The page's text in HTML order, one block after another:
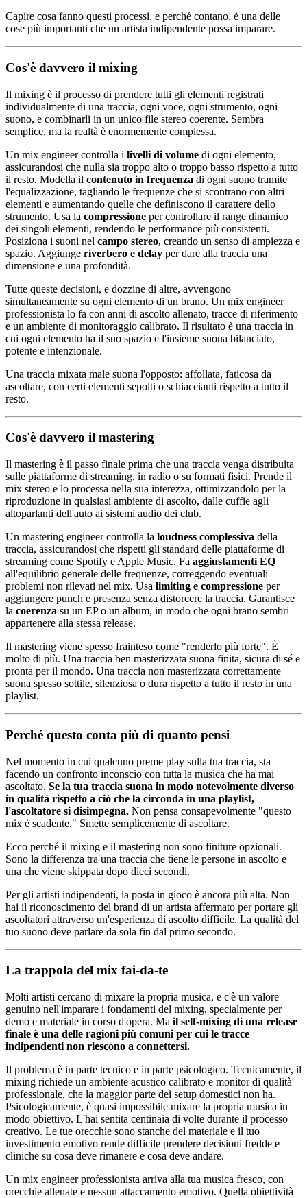
Capire cosa fanno questi processi, e perché contano, è una delle
cose più importanti che un artista indipendente possa imparare.
Cos'è davvero il mixing
Il mixing è il processo di prendere tutti gli elementi registrati
individualmente di una traccia, ogni voce, ogni strumento, ogni
suono, e combinarli in un unico file stereo coerente. Sembra
semplice, ma la realtà è enormemente complessa.
Un mix engineer controlla i livelli di volume di ogni elemento,
assicurandosi che nulla sia troppo alto o troppo basso rispetto a tutto
il resto. Modella il contenuto in frequenza di ogni suono tramite
l'equalizzazione, tagliando le frequenze che si scontrano con altri
elementi e aumentando quelle che definiscono il carattere dello
strumento. Usa la compressione per controllare il range dinamico
dei singoli elementi, rendendo le performance più consistenti.
Posiziona i suoni nel campo stereo, creando un senso di ampiezza e
spazio. Aggiunge riverbero e delay per dare alla traccia una
dimensione e una profondità.
Tutte queste decisioni, e dozzine di altre, avvengono
simultaneamente su ogni elemento di un brano. Un mix engineer
professionista lo fa con anni di ascolto allenato, tracce di riferimento
e un ambiente di monitoraggio calibrato. Il risultato è una traccia in
cui ogni elemento ha il suo spazio e l'insieme suona bilanciato,
potente e intenzionale.
Una traccia mixata male suona l'opposto: affollata, faticosa da
ascoltare, con certi elementi sepolti o schiaccianti rispetto a tutto il
resto.
Cos'è davvero il mastering
Il mastering è il passo finale prima che una traccia venga distribuita
sulle piattaforme di streaming, in radio o su formati fisici. Prende il
mix stereo e lo processa nella sua interezza, ottimizzandolo per la
riproduzione in qualsiasi ambiente di ascolto, dalle cuffie agli
altoparlanti dell'auto ai sistemi audio dei club.
Un mastering engineer controlla la loudness complessiva della
traccia, assicurandosi che rispetti gli standard delle piattaforme di
streaming come Spotify e Apple Music. Fa aggiustamenti EQ
all'equilibrio generale delle frequenze, correggendo eventuali
problemi non rilevati nel mix. Usa limiting e compressione per
aggiungere punch e presenza senza distorcere la traccia. Garantisce
la coerenza su un EP o un album, in modo che ogni brano sembri
appartenere alla stessa release.
Il mastering viene spesso frainteso come "renderlo più forte". È
molto di più. Una traccia ben masterizzata suona finita, sicura di sé e
pronta per il mondo. Una traccia non masterizzata correttamente
suona spesso sottile, silenziosa o dura rispetto a tutto il resto in una
playlist.
Perché questo conta più di quanto pensi
Nel momento in cui qualcuno preme play sulla tua traccia, sta
facendo un confronto inconscio con tutta la musica che ha mai
ascoltato. Se la tua traccia suona in modo notevolmente diverso
in qualità rispetto a ciò che la circonda in una playlist,
l'ascoltatore si disimpegna. Non pensa consapevolmente "questo
mix è scadente." Smette semplicemente di ascoltare.
Ecco perché il mixing e il mastering non sono finiture opzionali.
Sono la differenza tra una traccia che tiene le persone in ascolto e
una che viene skippata dopo dieci secondi.
Per gli artisti indipendenti, la posta in gioco è ancora più alta. Non
hai il riconoscimento del brand di un artista affermato per portare gli
ascoltatori attraverso un'esperienza di ascolto difficile. La qualità del
tuo suono deve parlare da sola fin dal primo secondo.
La trappola del mix fai-da-te
Molti artisti cercano di mixare la propria musica, e c'è un valore
genuino nell'imparare i fondamenti del mixing, specialmente per
demo e materiale in corso d'opera. Ma il self-mixing di una release
finale è una delle ragioni più comuni per cui le tracce
indipendenti non riescono a connettersi.
Il problema è in parte tecnico e in parte psicologico. Tecnicamente, il
mixing richiede un ambiente acustico calibrato e monitor di qualità
professionale, che la maggior parte dei setup domestici non ha.
Psicologicamente, è quasi impossibile mixare la propria musica in
modo obiettivo. L'hai sentita centinaia di volte durante il processo
creativo. Le tue orecchie sono stanche del materiale e il tuo
investimento emotivo rende difficile prendere decisioni fredde e
cliniche su cosa deve rimanere e cosa deve andare.
Un mix engineer professionista arriva alla tua musica fresco, con
orecchie allenate e nessun attaccamento emotivo. Quella obiettività